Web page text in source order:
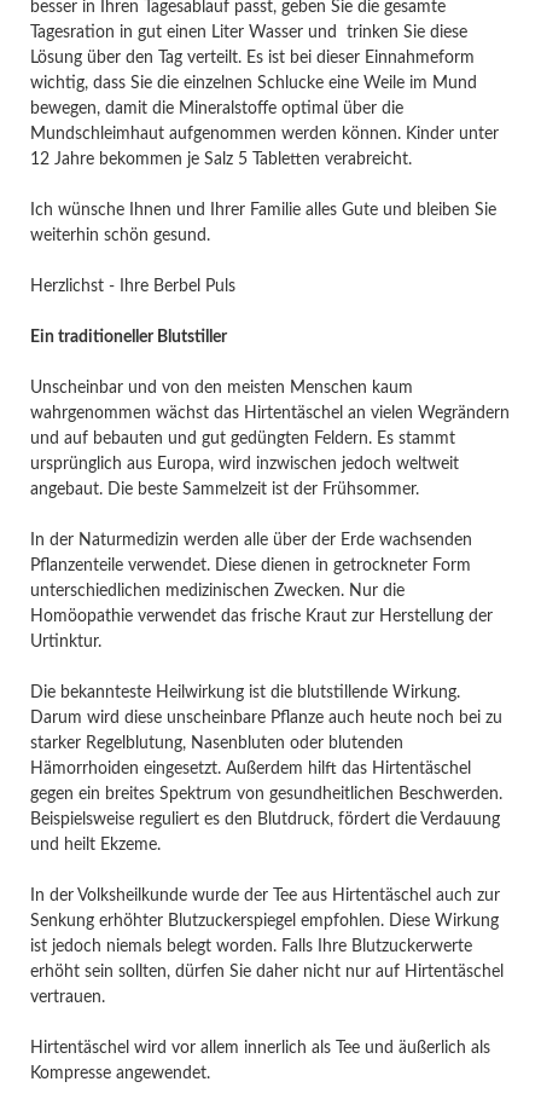
besser in Ihren Tagesablauf passt, geben Sie die gesamte
Tagesration in gut einen Liter Wasser und trinken Sie diese
Lösung über den Tag verteilt. Es ist bei dieser Einnahmeform
wichtig, dass Sie die einzelnen Schlucke eine Weile im Mund
bewegen, damit die Mineralstoffe optimal über die
Mundschleimhaut aufgenommen werden können. Kinder unter
12 Jahre bekommen je Salz 5 Tabletten verabreicht.
Ich wünsche Ihnen und Ihrer Familie alles Gute und bleiben Sie
weiterhin schön gesund.
Herzlichst - Ihre Berbel Puls
Ein traditioneller Blutstiller
Unscheinbar und von den meisten Menschen kaum
wahrgenommen wächst das Hirtentäschel an vielen Wegrändern
und auf bebauten und gut gedüngten Feldern. Es stammt
ursprünglich aus Europa, wird inzwischen jedoch weltweit
angebaut. Die beste Sammelzeit ist der Frühsommer.
In der Naturmedizin werden alle über der Erde wachsenden
Pflanzenteile verwendet. Diese dienen in getrockneter Form
unterschiedlichen medizinischen Zwecken. Nur die
Homöopathie verwendet das frische Kraut zur Herstellung der
Urtinktur.
Die bekannteste Heilwirkung ist die blutstillende Wirkung.
Darum wird diese unscheinbare Pflanze auch heute noch bei zu
starker Regelblutung, Nasenbluten oder blutenden
Hämorrhoiden eingesetzt. Außerdem hilft das Hirtentäschel
gegen ein breites Spektrum von gesundheitlichen Beschwerden.
Beispielsweise reguliert es den Blutdruck, fördert die Verdauung
und heilt Ekzeme.
In der Volksheilkunde wurde der Tee aus Hirtentäschel auch zur
Senkung erhöhter Blutzuckerspiegel empfohlen. Diese Wirkung
ist jedoch niemals belegt worden. Falls Ihre Blutzuckerwerte
erhöht sein sollten, dürfen Sie daher nicht nur auf Hirtentäschel
vertrauen.
Hirtentäschel wird vor allem innerlich als Tee und äußerlich als
Kompresse angewendet.